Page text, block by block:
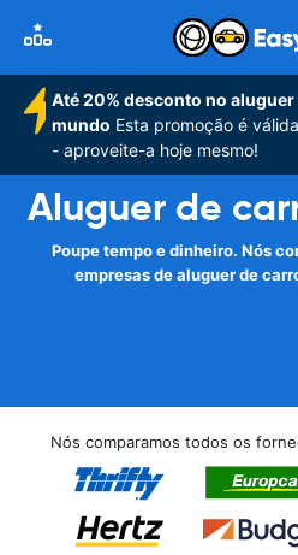
Até 20% desconto no
mundo Esta promoção é
- aproveite-a hoje mesmo!
Aluguer de
Poupe tempo e dinheiro. Nós
empresas de aluguer de
Nós comparamos todos os